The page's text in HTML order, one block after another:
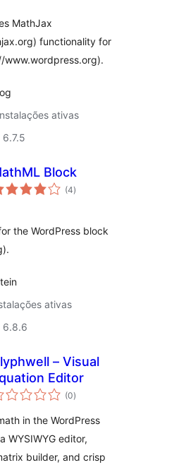
MathJax
functionality for
www.wordpress.org).
ativas
Block
(4total
de
)
the WordPress block
ativas
6.8.6
– Visual
Editor
(0total
de
)
in the WordPress
WYSIWYG editor,
builder, and crisp